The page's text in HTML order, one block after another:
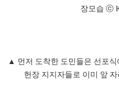
장모습 ⓒ
▲ 먼저 도착한 도민들은 선포
헌장 지지자들로 이미 앞